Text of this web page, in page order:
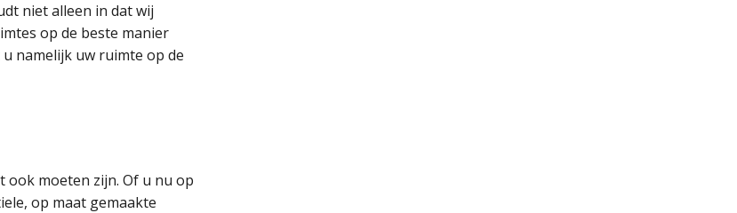
niet alleen in dat wij
op de beste manier
namelijk uw ruimte op de
ook moeten zijn. Of u nu op
op maat gemaakte